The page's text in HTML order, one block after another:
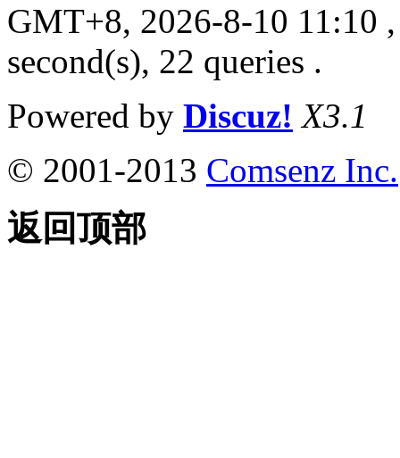
GMT+8, 2026-8-10 11:10
second(s), 22 queries .
Powered by Discuz! X3.1
© 2001-2013 Comsenz Inc.
返回顶部